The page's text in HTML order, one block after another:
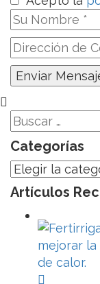
Categorías
Categorías
Artículos